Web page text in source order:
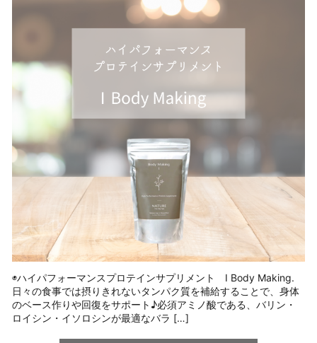
◉ハイパフォーマンスプロテインサプリメント I Body Making.
日々の食事では摂りきれないタンパク質を補給することで、身体
のベース作りや回復をサポート♪必須アミノ酸である、バリン・
ロイシン・イソロシンが最適なバラ […]